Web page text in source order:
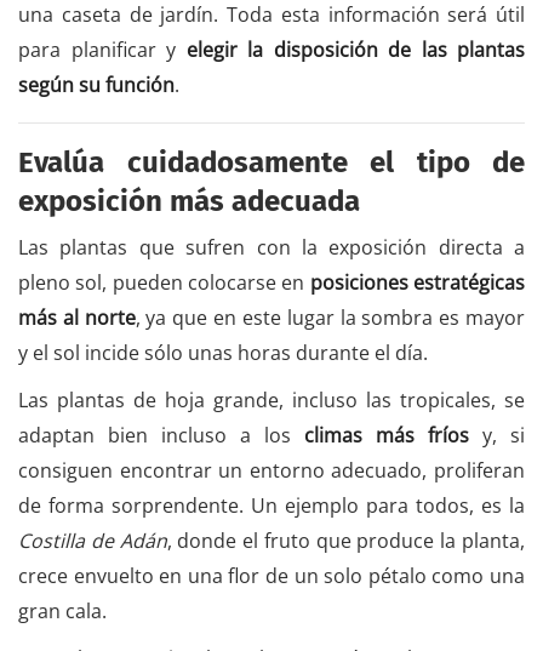
una caseta de jardín. Toda esta información será útil
para planificar y elegir la disposición de las plantas
según su función.
Evalúa cuidadosamente el tipo de
exposición más adecuada
Las plantas que sufren con la exposición directa a
pleno sol, pueden colocarse en posiciones estratégicas
más al norte, ya que en este lugar la sombra es mayor
y el sol incide sólo unas horas durante el día.
Las plantas de hoja grande, incluso las tropicales, se
adaptan bien incluso a los climas más fríos y, si
consiguen encontrar un entorno adecuado, proliferan
de forma sorprendente. Un ejemplo para todos, es la
Costilla de Adán, donde el fruto que produce la planta,
crece envuelto en una flor de un solo pétalo como una
gran cala.